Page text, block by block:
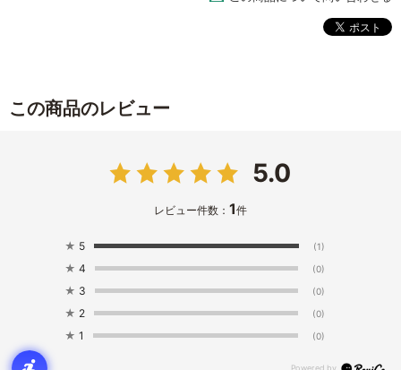
この商品のレビュー
5.0
レビュー件数： 1件
★ 5 (1)
★ 4 (0)
★ 3 (0)
★ 2 (0)
★ 1 (0)